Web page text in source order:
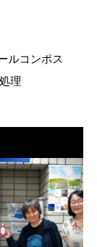
コンポス
理